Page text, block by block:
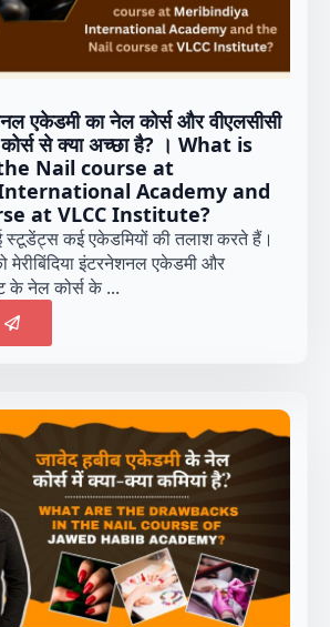
एकेडमी का नेल कोर्स और वीएलसीसी
से क्या अच्छा है? । What is
Nail course at
Academy and
at VLCC Institute?
स्टूडेंट्स कई एकेडमियों की तलाश करते हैं।
इंटरनेशनल एकेडमी और
के नेल कोर्स के ...